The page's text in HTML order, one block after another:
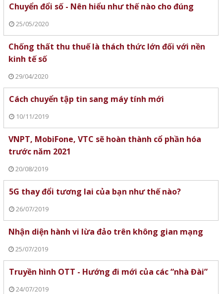
Chuyển đổi số - Nên hiểu như thế nào cho đúng
25/05/2020
Chống thất thu thuế là thách thức lớn đối với nền
kinh tế số
29/04/2020
Cách chuyển tập tin sang máy tính mới
10/11/2019
VNPT, MobiFone, VTC sẽ hoàn thành cổ phần hóa
trước năm 2021
20/08/2019
5G thay đổi tương lai của bạn như thế nào?
26/07/2019
Nhận diện hành vi lừa đảo trên không gian mạng
25/07/2019
Truyền hình OTT - Hướng đi mới của các “nhà Đài”
24/07/2019